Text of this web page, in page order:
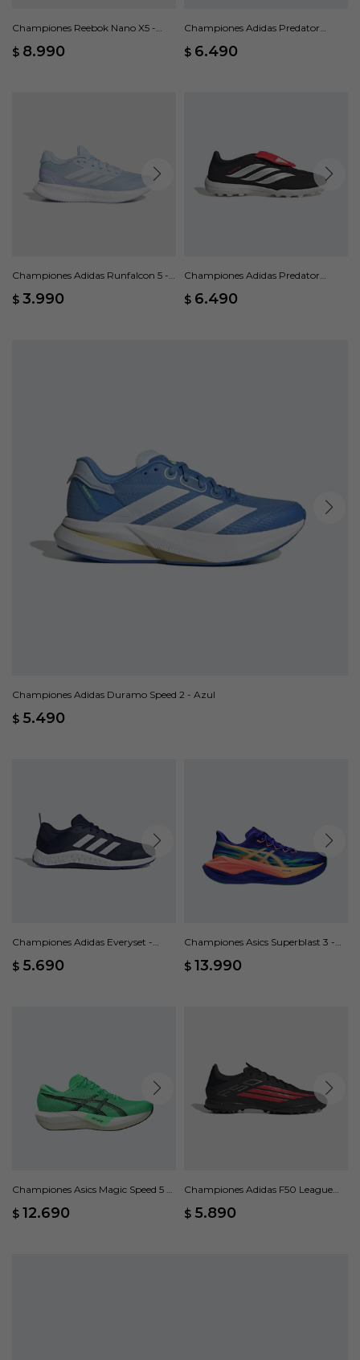
Championes Reebok Nano X5 -
$ 8.990
Championes Adidas Predator
- Azul
$ 6.490
Championes Adidas Runfalcon 5 -
$ 3.990
Championes Adidas Predator
$ 6.490
Championes Adidas Duramo Speed 2 - Azul
$ 5.490
Championes Adidas Everyset -
$ 5.690
Championes Asics Superblast 3 -
$ 13.990
Championes Asics Magic Speed 5 -
$ 12.690
Championes Adidas F50 League
$ 5.890